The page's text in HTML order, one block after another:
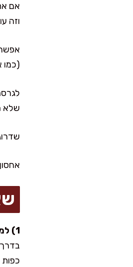
אם
וזה
(כמו
שלא
אחסון: בקופסה
1) למה העוגיות שלי יצאו שטוחות?